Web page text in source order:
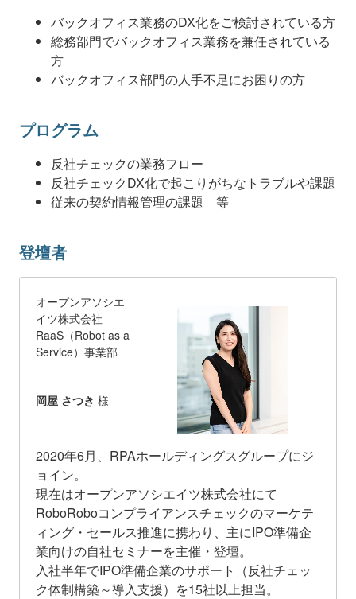
バックオフィス業務のDX化をご検討されている方
総務部門でバックオフィス業務を兼任されている
方
バックオフィス部門の人手不足にお困りの方
プログラム
反社チェックの業務フロー
反社チェックDX化で起こりがちなトラブルや課題
従来の契約情報管理の課題 等
登壇者
オープンアソシエ
イツ株式会社
RaaS（Robot as a
Service）事業部
岡屋 さつき 様
2020年6月、RPAホールディングスグループにジ
ョイン。
現在はオープンアソシエイツ株式会社にて
RoboRoboコンプライアンスチェックのマーケテ
ィング・セールス推進に携わり、主にIPO準備企
業向けの自社セミナーを主催・登壇。
入社半年でIPO準備企業のサポート（反社チェッ
ク体制構築～導入支援）を15社以上担当。